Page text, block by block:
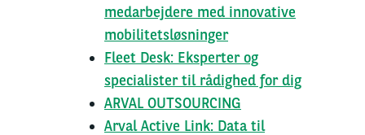
medarbejdere med innovative
mobilitetsløsninger
Fleet Desk: Eksperter og
specialister til rådighed for dig
ARVAL OUTSOURCING
Arval Active Link: Data til